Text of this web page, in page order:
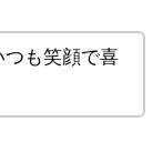
も笑顔で喜